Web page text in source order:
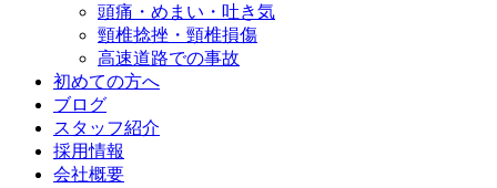
頭痛・めまい・吐き気
頸椎捻挫・頸椎損傷
高速道路での事故
初めての方へ
ブログ
スタッフ紹介
採用情報
会社概要